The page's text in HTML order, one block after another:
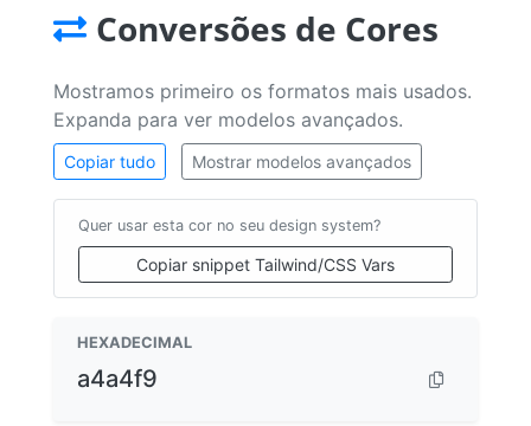
Conversões de Cores
Mostramos primeiro os formatos mais usados.
Expanda para ver modelos avançados.
Copiar tudo Mostrar modelos avançados
Quer usar esta cor no seu design system?
Copiar snippet Tailwind/CSS Vars
HEXADECIMAL
a4a4f9